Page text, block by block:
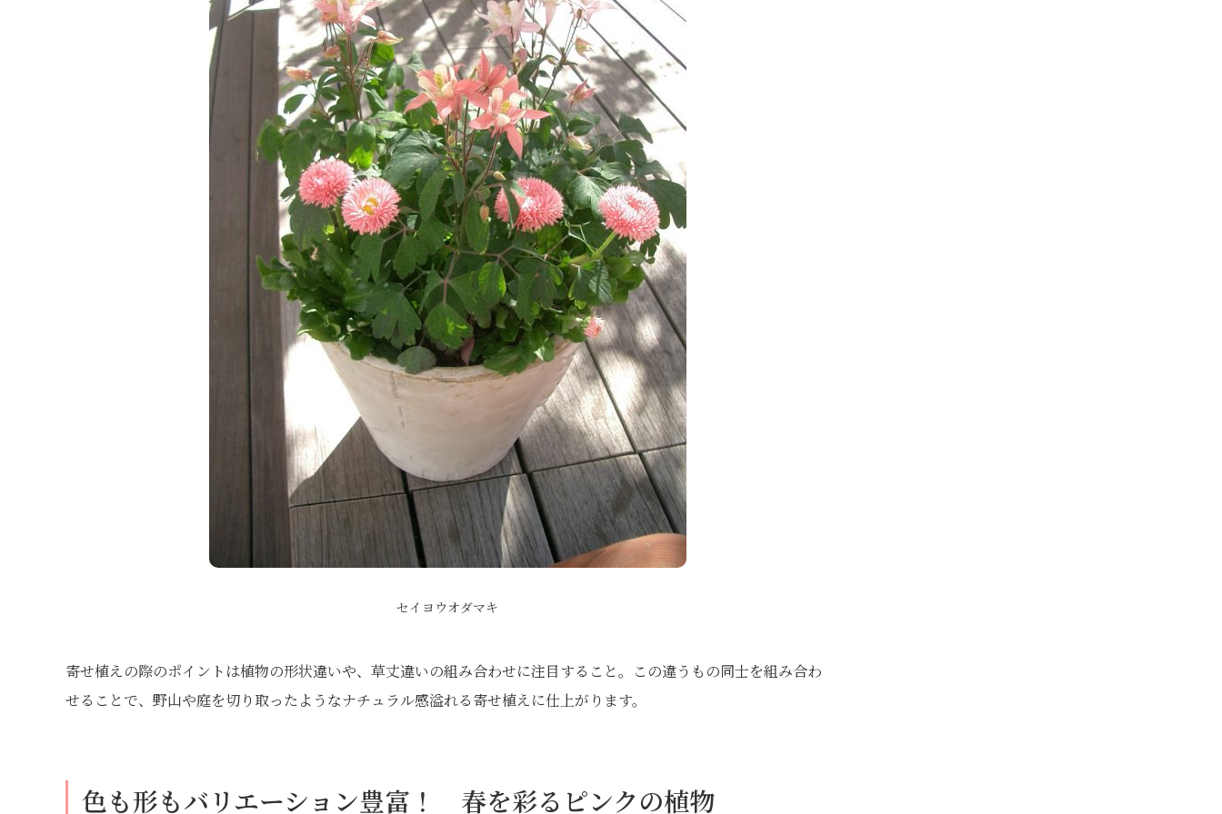
セイヨウオダマキ
寄せ植えの際のポイントは植物の形状違いや、草丈違いの組み合わせに注目すること。この違うもの同士を組み合わ
せることで、野山や庭を切り取ったようなナチュラル感溢れる寄せ植えに仕上がります。
色も形もバリエーション豊富！ 春を彩るピンクの植物